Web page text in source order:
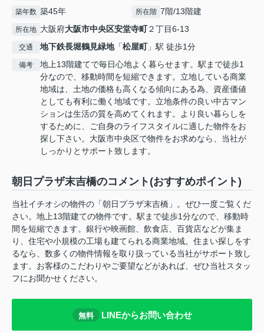
築年数 築45年 所在階 7階/13階建
所在地 大阪府大阪市中央区安堂寺町２丁目6-13
交通 地下鉄長堀鶴見緑地「松屋町」駅 徒歩1分
備考
地上13階建てで毎日心地よく暮らせます。駅まで徒歩1
分なので、移動時間を短縮できます。立地している商業
地域は、土地の価格も高くなる傾向にある為、資産価値
としても有利に働く地域です。立地条件の良い中古マン
ションは生活の質を高めてくれます。より良い暮らしを
するために、ご自身のライフスタイルに適した物件をお
探し下さい。大阪市中央区で物件をお求めなら、当社が
しっかりとサポート致します。
朝日プラザ末吉橋のコメント(おすすめポイント)
当社イチオシの物件の「朝日プラザ末吉橋」。ぜひ一度ご覧くだ
さい。地上13階建ての物件です。駅まで徒歩1分なので、移動時
間を短縮できます。銀行や映画館、飲食店、百貨店などが集ま
り、住宅や小規模の工場も建てられる商業地域。住まい探しをす
るなら、数多くの物件情報を取り扱っている当社がサポート致し
ます。お客様のこだわりやご要望などがあれば、ぜひ当社スタッ
フにお聞かせください。
無料 LINEからお問い合わせ